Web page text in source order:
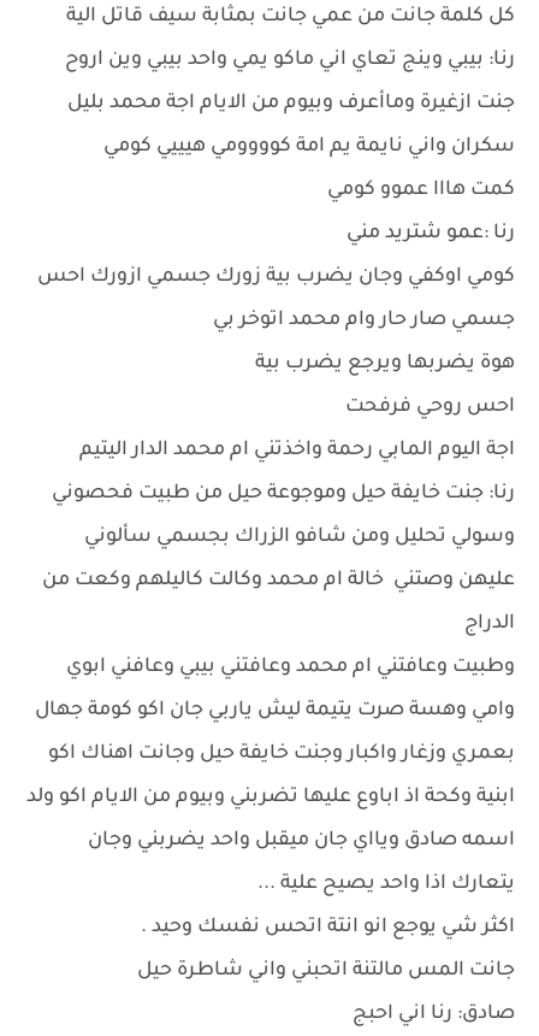
كل كلمة جانت من عمي جانت بمثابة سيف قاتل الية
رنا: بيبي وينج تعاي اني ماكو يمي واحد بيبي وين اروح
جنت ازغيرة وماأعرف وبيوم من الايام اجة محمد بليل
سكران واني نايمة يم امة كوووومي هيييي كومي
كمت هااا عموو كومي
رنا :عمو شتريد مني
كومي اوكفي وجان يضرب بية زورك جسمي ازورك احس
جسمي صار حار وام محمد اتوخر بي
هوة يضربها ويرجع يضرب بية
احس روحي فرفحت
اجة اليوم المابي رحمة واخذتني ام محمد الدار اليتيم
رنا: جنت خايفة حيل وموجوعة حيل من طبيت فحصوني
وسولي تحليل ومن شافو الزراك بجسمي سألوني
عليهن وصتني خالة ام محمد وكالت كاليلهم وكعت من
الدراج
وطبيت وعافتني ام محمد وعافتني بيبي وعافني ابوي
وامي وهسة صرت يتيمة ليش ياربي جان اكو كومة جهال
بعمري وزغار واكبار وجنت خايفة حيل وجانت اهناك اكو
ابنية وكحة اذ اباوع عليها تضربني وبيوم من الايام اكو ولد
اسمه صادق ويااي جان ميقبل واحد يضربني وجان
يتعارك اذا واحد يصيح علية ...
اكثر شي يوجع انو انتة اتحس نفسك وحيد .
جانت المس مالتنة اتحبني واني شاطرة حيل
صادق: رنا اني احبج